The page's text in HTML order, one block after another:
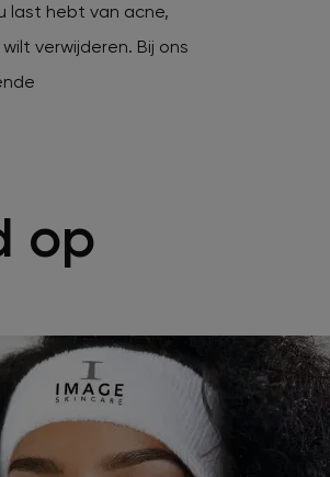
last hebt van acne,
verwijderen. Bij ons
op